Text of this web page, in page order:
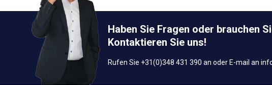
Haben Sie Fragen oder brauchen
Kontaktieren Sie uns!
Rufen Sie +31(0)348 431 390 an oder E-mail an